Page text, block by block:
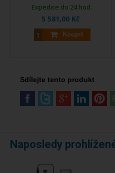
5 581,00 Kč
Koupit
Expedice do 24 hod.
Sdílejte tento produkt
Naposledy